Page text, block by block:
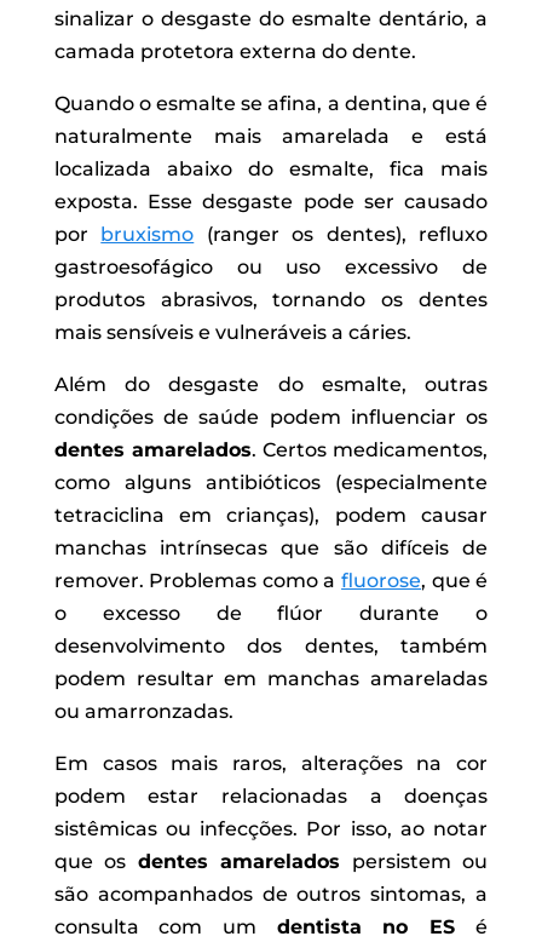
sinalizar o desgaste do esmalte dentário, a
camada protetora externa do dente.
Quando o esmalte se afina, a dentina, que é
naturalmente mais amarelada e está
localizada abaixo do esmalte, fica mais
exposta. Esse desgaste pode ser causado
por bruxismo (ranger os dentes), refluxo
gastroesofágico ou uso excessivo de
produtos abrasivos, tornando os dentes
mais sensíveis e vulneráveis a cáries.
Além do desgaste do esmalte, outras
condições de saúde podem influenciar os
dentes amarelados. Certos medicamentos,
como alguns antibióticos (especialmente
tetraciclina em crianças), podem causar
manchas intrínsecas que são difíceis de
remover. Problemas como afluorose, que é
o excesso de flúor durante o
desenvolvimento dos dentes, também
podem resultar em manchas amareladas
ou amarronzadas.
Em casos mais raros, alterações na cor
podem estar relacionadas a doenças
sistêmicas ou infecções. Por isso, ao notar
que os dentes amarelados persistem ou
são acompanhados de outros sintomas, a
consulta com um dentista no ESé